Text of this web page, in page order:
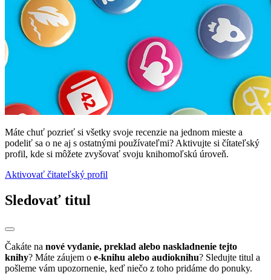
Máte chuť pozrieť si všetky svoje recenzie na jednom mieste a
podeliť sa o ne aj s ostatnými používateľmi? Aktivujte si čítateľský
profil, kde si môžete zvyšovať svoju knihomoľskú úroveň.
Aktivovať čitateľský profil
Sledovať titul
Čakáte na nové vydanie, preklad alebo naskladnenie tejto
knihy? Máte záujem o e-knihu alebo audioknihu? Sledujte titul a
pošleme vám upozornenie, keď niečo z toho pridáme do ponuky.